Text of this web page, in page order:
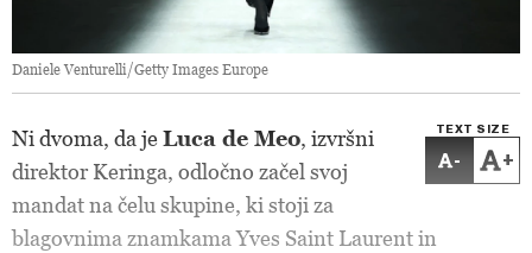
Daniele Venturelli/Getty Images Europe
TEXT SIZE
- +
Ni dvoma, da jeLuca de Meo, izvršni
direktor Keringa, odločno začel svoj
mandat na čelu skupine, ki stoji za
blagovnima znamkama Yves Saint Laurent in